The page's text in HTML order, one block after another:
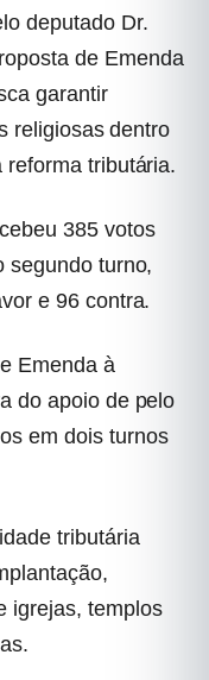
deputado Dr.
de Emenda
garantir
religiosas dentro
tributária.
385 votos
segundo turno,
e 96 contra.
Emenda à
do apoio de pelo
em dois turnos
tributária
igrejas, templos